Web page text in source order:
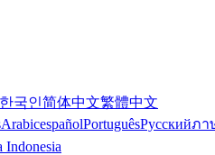
한국인简体中文繁體中文
ArabicespañolPortuguêsРусскийภา
Indonesia